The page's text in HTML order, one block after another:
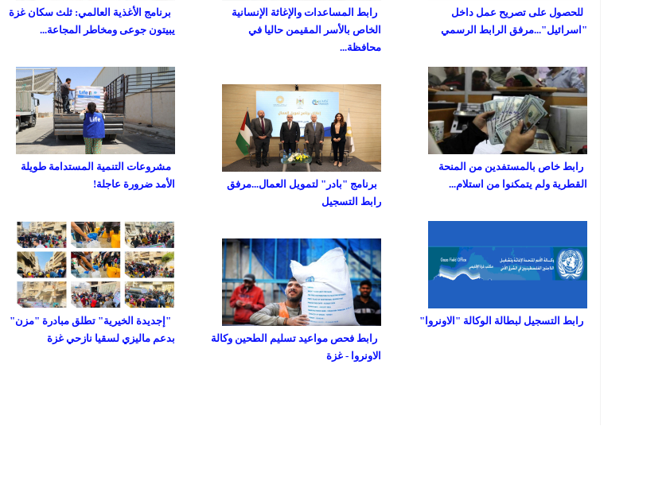
للحصول على تصريح عمل داخل
"اسرائيل"...مرفق الرابط الرسمي
رابط خاص بالمستفدين من المنحة
القطرية ولم يتمكنوا من استلام...
رابط التسجيل لبطالة الوكالة "الاونروا"
رابط المساعدات والإغاثة الإنسانية
الخاص بالأسر المقيمن حاليا في
محافظة...
برنامج "بادر" لتمويل العمال...مرفق
رابط التسجيل
رابط فحص مواعيد تسليم الطحين وكالة
الاونروا - غزة
برنامج الأغذية العالمي: ثلث سكان غزة
يبيتون جوعى ومخاطر المجاعة...
مشروعات التنمية المستدامة طويلة
الأمد ضرورة عاجلة!
"إجديدة الخيرية" تطلق مبادرة "مزن"
بدعم ماليزي لسقيا نازحي غزة